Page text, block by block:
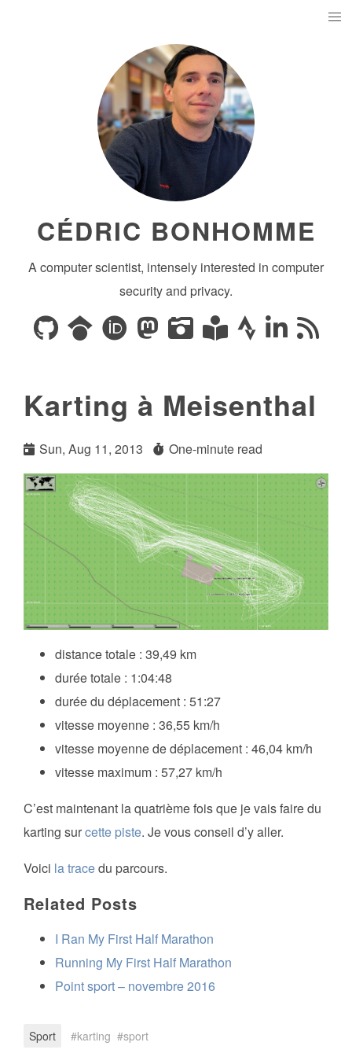
CÉDRIC BONHOMME
A computer scientist, intensely interested in computer
security and privacy.
Karting à Meisenthal
Sun, Aug 11, 2013 One-minute read
distance totale : 39,49 km
durée totale : 1:04:48
durée du déplacement : 51:27
vitesse moyenne : 36,55 km/h
vitesse moyenne de déplacement : 46,04 km/h
vitesse maximum : 57,27 km/h
C’est maintenant la quatrième fois que je vais faire du
karting surcette piste. Je vous conseil d’y aller.
Voici la tracedu parcours.
Related Posts
I Ran My First Half Marathon
Running My First Half Marathon
Point sport – novembre 2016
Sport karting sport